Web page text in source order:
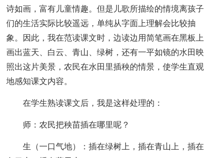
诗如画，富有儿童情趣。但是儿歌所描绘的情境离孩子
们的生活实际比较遥远，单纯从字面上理解会比较抽
象。因此，我在范读课文时，边读边用简笔画在黑板上
画出蓝天、白云、青山、绿树，还有一平如镜的水田映
照出这片美景，农民在水田里插秧的情景，使学生直观
地感知课文内容。
在学生熟读课文后，我是这样处理的：
师：农民把秧苗插在哪里呢？
生（一口气地）：插在绿树上，插在青山上，插在